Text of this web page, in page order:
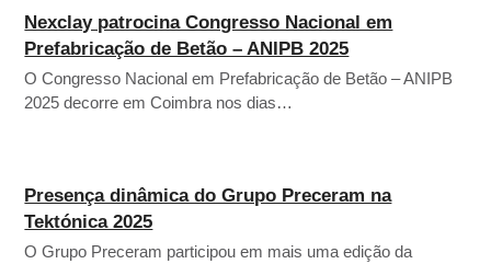
Nexclay patrocina Congresso Nacional em
Prefabricação de Betão – ANIPB 2025
O Congresso Nacional em Prefabricação de Betão – ANIPB
2025 decorre em Coimbra nos dias…
Presença dinâmica do Grupo Preceram na
Tektónica 2025
O Grupo Preceram participou em mais uma edição da